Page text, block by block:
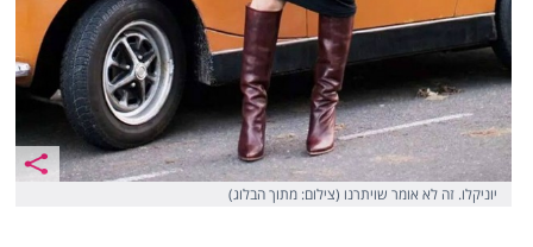
יוניקלו. זה לא אומר שויתרנו (צילום: מתוך הבלוג)